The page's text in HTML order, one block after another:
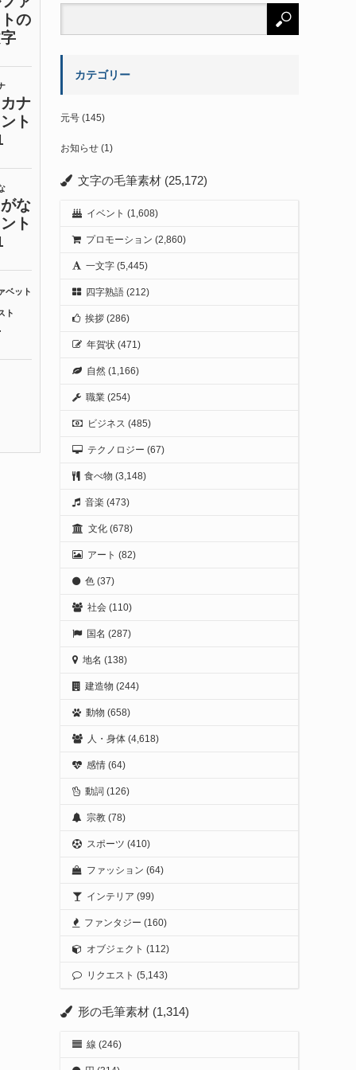
カテゴリー
元号 (145)
お知らせ (1)
文字の毛筆素材 (25,172)
イベント (1,608)
プロモーション (2,860)
一文字 (5,445)
四字熟語 (212)
挨拶 (286)
年賀状 (471)
自然 (1,166)
職業 (254)
ビジネス (485)
テクノロジー (67)
食べ物 (3,148)
音楽 (473)
文化 (678)
アート (82)
色 (37)
社会 (110)
国名 (287)
地名 (138)
建造物 (244)
動物 (658)
人・身体 (4,618)
感情 (64)
動詞 (126)
宗教 (78)
スポーツ (410)
ファッション (64)
インテリア (99)
ファンタジー (160)
オブジェクト (112)
リクエスト (5,143)
形の毛筆素材 (1,314)
線 (246)